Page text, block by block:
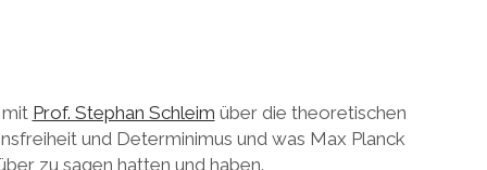
mit Prof. Stephan Schleim über die theoretischen
und Determinimus und was Max Planck
zu sagen hatten und haben.